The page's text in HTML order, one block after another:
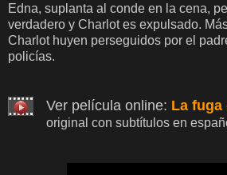
Edna, suplanta al conde en la cena,
verdadero y Charlot es expulsado.
Charlot huyen perseguidos por el
policías.
Ver película online: La fuga
original con subtítulos en